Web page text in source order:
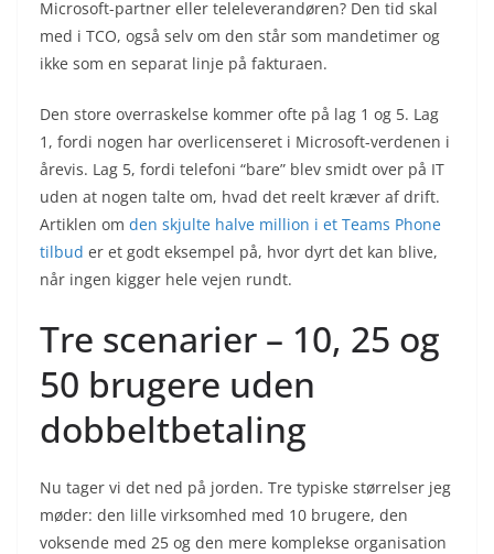
Microsoft-partner eller teleleverandøren? Den tid skal
med i TCO, også selv om den står som mandetimer og
ikke som en separat linje på fakturaen.
Den store overraskelse kommer ofte på lag 1 og 5. Lag
1, fordi nogen har overlicenseret i Microsoft-verdenen i
årevis. Lag 5, fordi telefoni “bare” blev smidt over på IT
uden at nogen talte om, hvad det reelt kræver af drift.
Artiklen om den skjulte halve million i et Teams Phone
tilbud er et godt eksempel på, hvor dyrt det kan blive,
når ingen kigger hele vejen rundt.
Tre scenarier – 10, 25 og
50 brugere uden
dobbeltbetaling
Nu tager vi det ned på jorden. Tre typiske størrelser jeg
møder: den lille virksomhed med 10 brugere, den
voksende med 25 og den mere komplekse organisation